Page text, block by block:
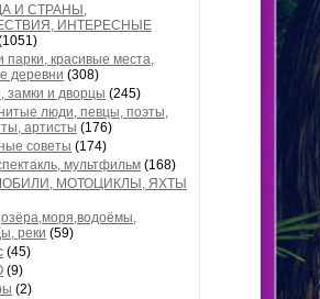
И СТРАНЫ,
ИНТЕРЕСНЫЕ
парки, красивые места,
деревни (308)
замки и дворцы (245)
люди, певцы, поэты,
артисты (176)
советы (174)
мультфильм (168)
МОТОЦИКЛЫ, ЯХТЫ
реки (59)
(45)
(9)
(2)